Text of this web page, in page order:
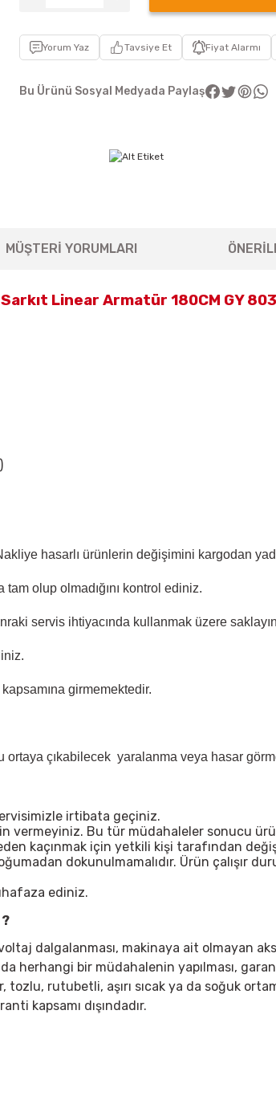
Yorum Yaz Tavsiye Et Fiyat Alarmı
Bu Ürünü Sosyal Medyada Paylaş
MÜŞTERİ YORUMLARI
Linear Armatür 180CM GY
hasarlı ürünlerin değişimini kargodan
olup olmadığını kontrol ediniz.
servis ihtiyacında kullanmak üzere
girmemektedir.
çıkabilecek yaralanma veya hasar
irtibata geçiniz.
Bu tür müdahaleler sonucu
kaçınmak için yetkili kişi tarafından
dokunulmamalıdır. Ürün çalışır
ediniz.
dalgalanması, makinaya ait olmayan
herhangi bir müdahalenin yapılması,
rutubetli, aşırı sıcak ya da soğuk
kapsamı dışındadır.